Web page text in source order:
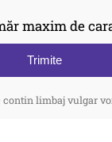
maxim de
Trimite
limbaj vulgar